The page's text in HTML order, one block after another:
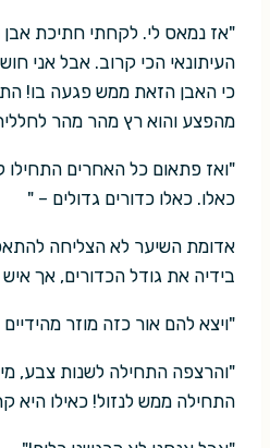
"אז נמאס לי. לקחתי חתיכת
העיתונאי הכי קרוב. אבל אני
כי האבן הזאת ממש פגעה בו!
מהפצע והוא רץ מהר מהר
"ואז פתאום כל האחרים התחילו
כאלו. כאלו כדורים גדולים – "
אדומת השיער לא הצליחה
בידיה את גודל הכדורים, אך
"ויצא להם אור כזה מוזר
"והרצפה התחילה לשנות צבע,
התחילה ממש לנזול! כאילו היא